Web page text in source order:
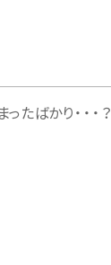
たばかり・・・？